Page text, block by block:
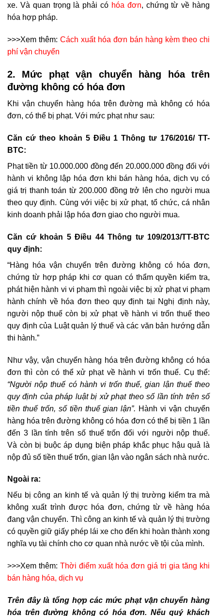
xe. Và quan trọng là phải có hóa đơn, chứng từ về hàng
hóa hợp pháp.
>>>Xem thêm: Cách xuất hóa đơn bán hàng kèm theo chi
phí vận chuyển
2. Mức phạt vận chuyển hàng hóa trên
đường không có hóa đơn
Khi vận chuyển hàng hóa trên đường mà không có hóa
đơn, có thể bị phạt. Với mức phạt như sau:
Căn cứ theo khoản 5 Điều 1 Thông tư 176/2016/ TT-
BTC:
Phạt tiền từ 10.000.000 đồng đến 20.000.000 đồng đối với
hành vi không lập hóa đơn khi bán hàng hóa, dịch vụ có
giá trị thanh toán từ 200.000 đồng trở lên cho người mua
theo quy định. Cùng với việc bị xử phạt, tổ chức, cá nhân
kinh doanh phải lập hóa đơn giao cho người mua.
Căn cứ khoản 5 Điều 44 Thông tư 109/2013/TT-BTC
quy định:
“Hàng hóa vận chuyển trên đường không có hóa đơn,
chứng từ hợp pháp khi cơ quan có thẩm quyền kiểm tra,
phát hiện hành vi vi phạm thì ngoài việc bị xử phạt vi phạm
hành chính về hóa đơn theo quy định tại Nghị định này,
người nộp thuế còn bị xử phạt về hành vi trốn thuế theo
quy định của Luật quản lý thuế và các văn bản hướng dẫn
thi hành.”
Như vậy, vận chuyển hàng hóa trên đường không có hóa
đơn thì còn có thể xử phạt về hành vi trốn thuế. Cụ thể:
“Người nộp thuế có hành vi trốn thuế, gian lận thuế theo
quy định của pháp luật bị xử phạt theo số lần tính trên số
tiền thuế trốn, số tiền thuế gian lận”. Hành vi vận chuyển
hàng hóa trên đường không có hóa đơn có thể bị tiền 1 lần
đến 3 lần tính trên số thuế trốn đối với người nộp thuế.
Và còn bị buộc áp dụng biện pháp khắc phục hậu quả là
nộp đủ số tiền thuế trốn, gian lận vào ngân sách nhà nước.
Ngoài ra:
Nếu bị công an kinh tế và quản lý thị trường kiểm tra mà
không xuất trình được hóa đơn, chứng từ về hàng hóa
đang vận chuyển. Thì công an kinh tế và quản lý thị trường
có quyền giữ giấy phép lái xe cho đến khi hoàn thành xong
nghĩa vụ tài chính cho cơ quan nhà nước về tội của mình.
>>>Xem thêm: Thời điểm xuất hóa đơn giá trị gia tăng khi
bán hàng hóa, dịch vụ
Trên đây là tổng hợp các mức phạt vận chuyển hàng
hóa trên đường không có hóa đơn. Nếu quý khách